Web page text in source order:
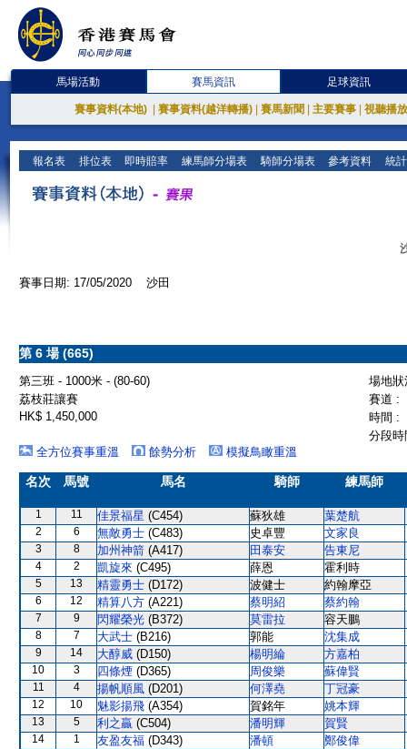
馬場活動 賽馬資訊 足球資訊
賽事資料(本地) 賽事資料(越洋轉播) 賽馬新聞 主要賽事 視聽播
報名表 排位表 即時賠率 練馬師分場表 騎師分場表 參考資料 統
賽事日期: 17/05/2020 沙田
第 6 場 (665)
第三班 - 1000米 - (80-60)
場地
荔枝莊讓賽
賽道 :
HK$ 1,450,000
時間 :
分段
全方位賽事重溫
餘勢分析 模擬鳥瞰重溫
名次 馬號 馬名 騎師 練馬師
1 11 佳景福星 (C454) 蘇狄雄 葉楚航
2 6 無敵勇士 (C483) 史卓豐 文家良
3 8 加州神箭 (A417) 田泰安 告東尼
4 2 凱旋來 (C495) 薛恩 霍利時
5 13 精靈勇士 (D172) 波健士 約翰摩亞
6 12 精算八方 (A221) 蔡明紹 蔡約翰
7 9 閃耀榮光 (B372) 莫雷拉 容天鵬
8 7 大武士 (B216) 郭能 沈集成
9 14 大醇威 (D150) 楊明綸 方嘉柏
10 3 四條煙 (D365) 周俊樂 蘇偉賢
11 4 揚帆順風 (D201) 何澤堯 丁冠豪
12 10 魅影揚飛 (A354) 賀銘年 姚本輝
13 5 利之贏 (C504) 潘明輝 賀賢
14 1 友盈友福 (D343) 潘頓
鄭俊偉